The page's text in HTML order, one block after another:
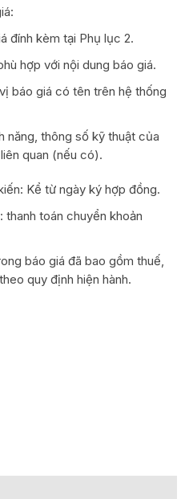
đính kèm tại Phụ lục 2.
hợp với nội dung báo giá.
báo giá có tên trên hệ thống
năng, thông số kỹ thuật của
quan (nếu có).
Kể từ ngày ký hợp đồng.
thanh toán chuyển khoản
báo giá đã bao gồm thuế,
quy định hiện hành.